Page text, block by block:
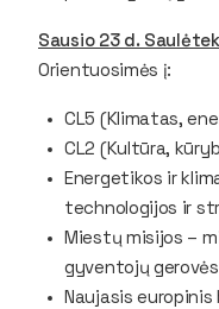
Sausio 23 d.
Orientuosimės į:
CL5 (Klimatas,
CL2 (Kultūra,
Energetikos ir
technologijos ir
Miestų misijos –
gyventojų
Naujasis